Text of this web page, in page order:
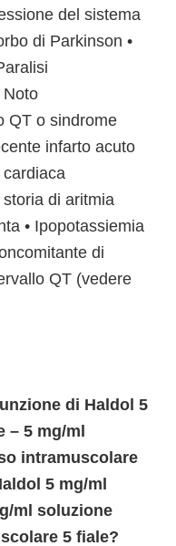
del sistema
di Parkinson •
Noto
QT o sindrome
infarto acuto
cardiaca
di aritmia
• Ipopotassiemia
di
QT (vedere
di Haldol 5
5 mg/ml
intramuscolare
5 mg/ml
ml soluzione
5 fiale?